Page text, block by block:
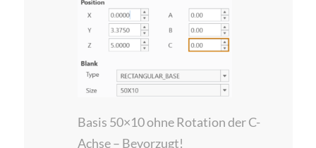
Basis 50×10 ohne Rotation der C-
Achse – Bevorzugt!